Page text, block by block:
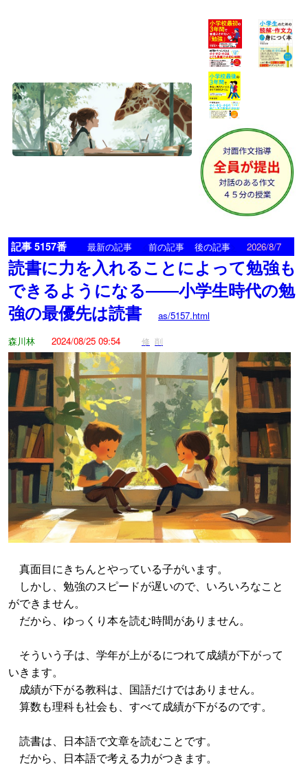
記事 5157番 最新の記事 前の記事 後の記事 2026/8/7
読書に力を入れることによって勉強も
できるようになる――小学生時代の勉
強の最優先は読書
as/5157.html
森川林
2024/08/25 09:54 修 削
真面目にきちんとやっている子がいます。
しかし、勉強のスピードが遅いので、いろいろなこと
ができません。
だから、ゆっくり本を読む時間がありません。
そういう子は、学年が上がるにつれて成績が下がって
いきます。
成績が下がる教科は、国語だけではありません。
算数も理科も社会も、すべて成績が下がるのです。
読書は、日本語で文章を読むことです。
だから、日本語で考える力がつきます。